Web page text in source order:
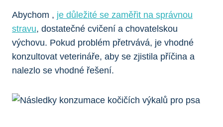
Abychom , je důležité se zaměřit na správnou
stravu, dostatečné cvičení a chovatelskou
výchovu. Pokud problém přetrvává, je vhodné
konzultovat veterináře, aby se zjistila příčina a
nalezlo se vhodné řešení.